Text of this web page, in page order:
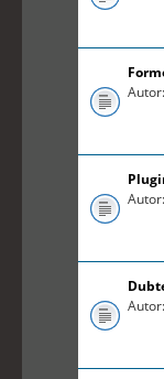
Autor:
Autor: